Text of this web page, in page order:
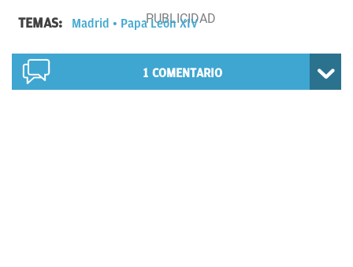
TEMAS: Madrid Papa León XIV
1 COMENTARIO